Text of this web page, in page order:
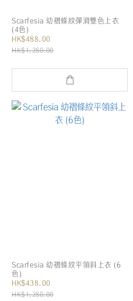
Scarfesia 幼褶條紋彈滑雙色上衣
(4色)
HK$488.00
HK$1,280.00
Scarfesia 幼褶條紋平領斜上衣 (6
色)
HK$438.00
HK$1,280.00